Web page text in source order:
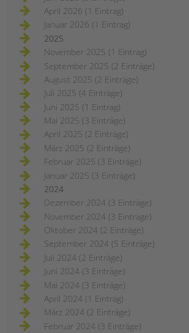
April 2026 (1 Eintrag)
Januar 2026 (1 Eintrag)
2025
November 2025 (1 Eintrag)
September 2025 (2 Einträge)
August 2025 (2 Einträge)
Juli 2025 (4 Einträge)
Juni 2025 (1 Eintrag)
Mai 2025 (3 Einträge)
April 2025 (2 Einträge)
März 2025 (2 Einträge)
Februar 2025 (3 Einträge)
Januar 2025 (3 Einträge)
2024
Dezember 2024 (3 Einträge)
November 2024 (3 Einträge)
Oktober 2024 (2 Einträge)
September 2024 (5 Einträge)
Juli 2024 (2 Einträge)
Juni 2024 (3 Einträge)
Mai 2024 (3 Einträge)
April 2024 (1 Eintrag)
März 2024 (2 Einträge)
Februar 2024 (3 Einträge)